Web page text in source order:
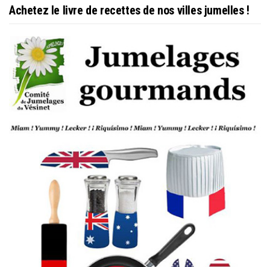
Achetez le livre de recettes de nos villes jumelles !